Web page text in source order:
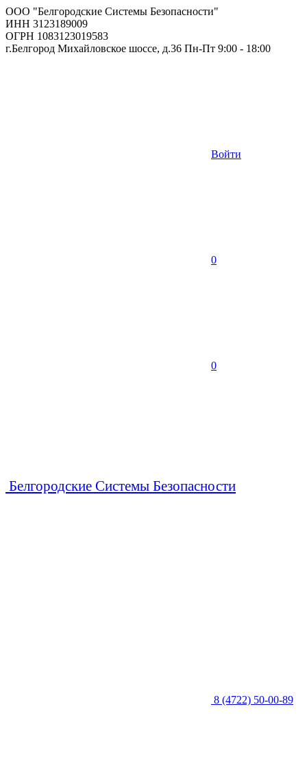
ООО "Белгородские Системы Безопасности"
ИНН 3123189009
ОГРН 1083123019583
г.Белгород Михайловское шоссе, д.36 Пн-Пт 9:00 - 18:00
Войти
0
0
Белгородские Системы Безопасности
8 (4722) 50-00-89